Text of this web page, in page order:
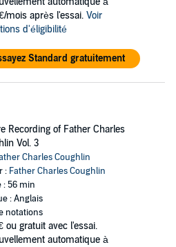
mois après l'essai. Voir
d'éligibilité
Standard gratuitement
Recording of Father Charles
Vol. 3
Charles Coughlin
: Father Charles Coughlin
: 56 min
: Anglais
notations
ou gratuit avec l'essai.
automatique à